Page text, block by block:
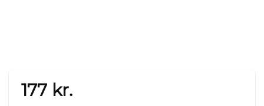
177 kr.